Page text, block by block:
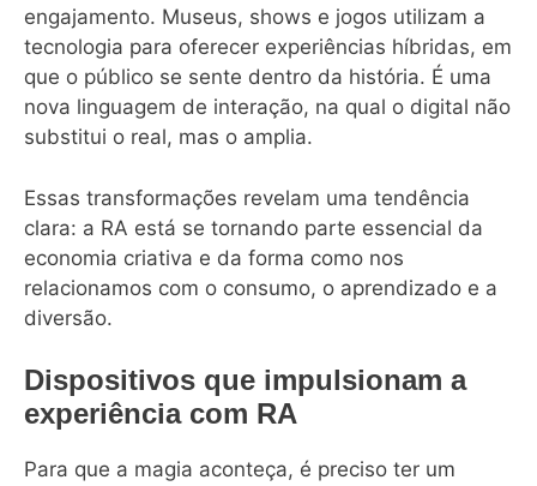
engajamento. Museus, shows e jogos utilizam a
tecnologia para oferecer experiências híbridas, em
que o público se sente dentro da história. É uma
nova linguagem de interação, na qual o digital não
substitui o real, mas o amplia.
Essas transformações revelam uma tendência
clara: a RA está se tornando parte essencial da
economia criativa e da forma como nos
relacionamos com o consumo, o aprendizado e a
diversão.
Dispositivos que impulsionam a
experiência com RA
Para que a magia aconteça, é preciso ter um